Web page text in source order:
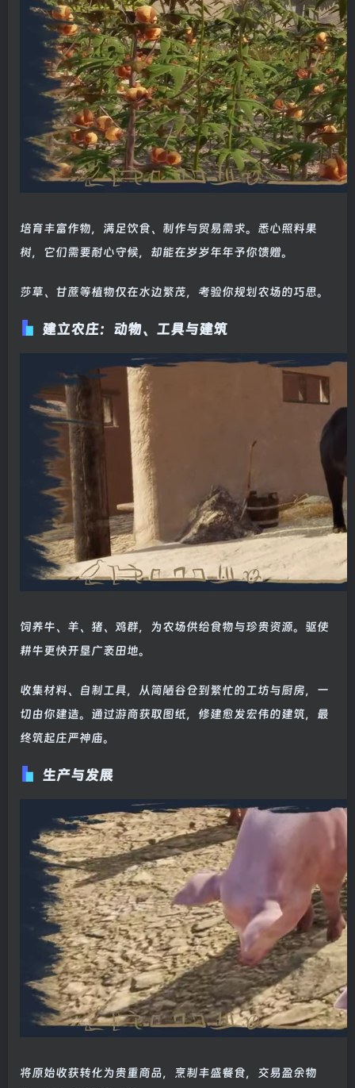
培育丰富作物，满足饮食、制作与贸易需求。悉心照料果
树，它们需要耐心守候，却能在岁岁年年予你馈赠。
莎草、甘蔗等植物仅在水边繁茂，考验你规划农场的巧思。
建立农庄：动物、工具与建筑
饲养牛、羊、猪、鸡群，为农场供给食物与珍贵资源。驱使
耕牛更快开垦广袤田地。
收集材料、自制工具，从简陋谷仓到繁忙的工坊与厨房，一
切由你建造。通过游商获取图纸，修建愈发宏伟的建筑，最
终筑起庄严神庙。
生产与发展
将原始收获转化为贵重商品，烹制丰盛餐食，交易盈余物